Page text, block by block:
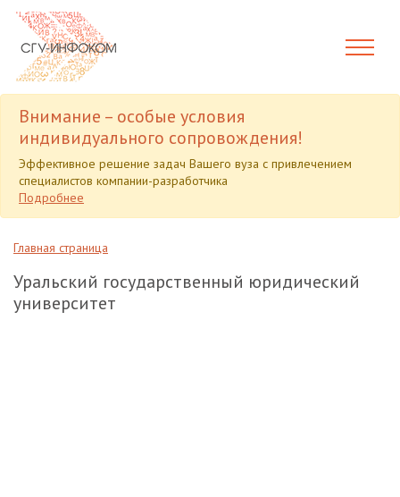
Внимание – особые условия
индивидуального сопровождения!
Эффективное решение задач Вашего вуза с привлечением
специалистов компании-разработчика
Подробнее
Главная страница
Уральский государственный юридический
университет